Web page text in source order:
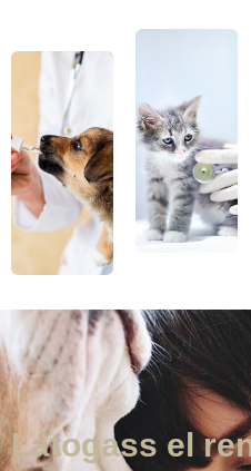
Látogass el